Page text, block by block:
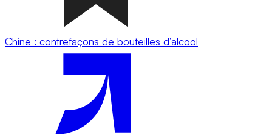
Chine : contrefaçons de bouteilles d’alcool